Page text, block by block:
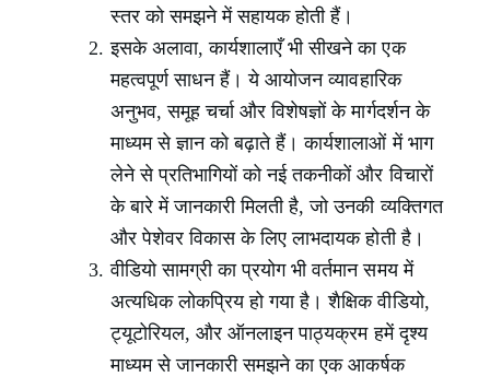
स्तर को समझने में सहायक होती हैं।
इसके अलावा, कार्यशालाएँ भी सीखने का एक
महत्वपूर्ण साधन हैं। ये आयोजन व्यावहारिक
अनुभव, समूह चर्चा और विशेषज्ञों के मार्गदर्शन के
माध्यम से ज्ञान को बढ़ाते हैं। कार्यशालाओं में भाग
लेने से प्रतिभागियों को नई तकनीकों और विचारों
के बारे में जानकारी मिलती है, जो उनकी व्यक्तिगत
और पेशेवर विकास के लिए लाभदायक होती है।
वीडियो सामग्री का प्रयोग भी वर्तमान समय में
अत्यधिक लोकप्रिय हो गया है। शैक्षिक वीडियो,
ट्यूटोरियल, और ऑनलाइन पाठ्यक्रम हमें दृश्य
माध्यम से जानकारी समझने का एक आकर्षक